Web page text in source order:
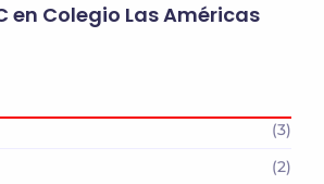
en Colegio Las Américas
(3)
(2)